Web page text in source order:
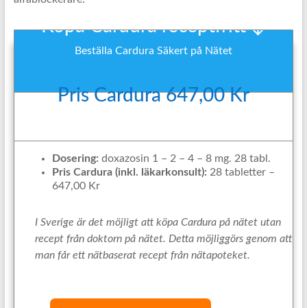
Köpa Cardura receptfritt ↓
Beställa Cardura Säkert på Nätet
Pris Cardura 647,00 Kr
Dosering: doxazosin 1 – 2 – 4 – 8 mg. 28 tabl.
Pris Cardura (inkl. läkarkonsult): 28 tabletter –
647,00 Kr
I Sverige är det möjligt att köpa Cardura på nätet utan
recept från doktorn på nätet. Detta möjliggörs genom att
man får ett nätbaserat recept från nätapoteket.